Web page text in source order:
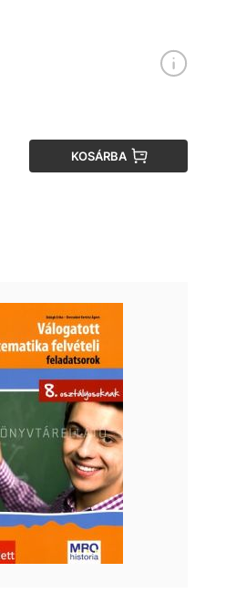
KOSÁRBA